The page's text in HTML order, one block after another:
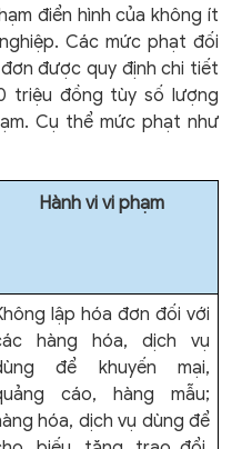
điển hình của không ít
Các mức phạt đối
được quy định chi tiết
triệu đồng tùy số lượng
Cụ thể mức phạt như
Hành vi vi phạm
lập hóa đơn đối với
hàng hóa, dịch vụ
để khuyến mại,
cáo, hàng mẫu;
hóa, dịch vụ dùng để